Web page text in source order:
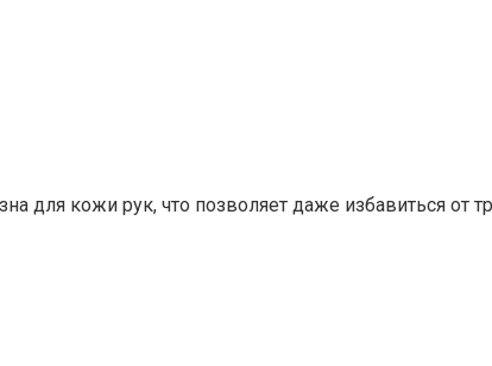
кожи рук, что позволяет даже избавиться от